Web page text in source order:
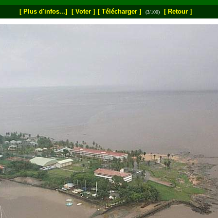
[ Plus d'infos...] [ Voter ] [ Télécharger ] (3/100) [ Retour ]